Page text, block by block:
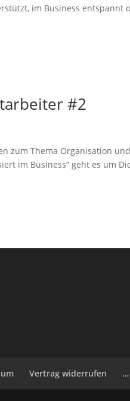
im Business entspannt
#2
zum Thema Organisation
im Business“ geht es um
Vertrag widerrufen …